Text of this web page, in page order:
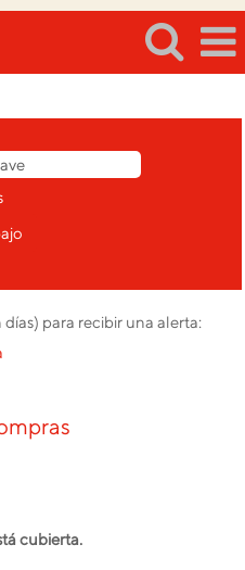
para recibir una alerta:
cubierta.